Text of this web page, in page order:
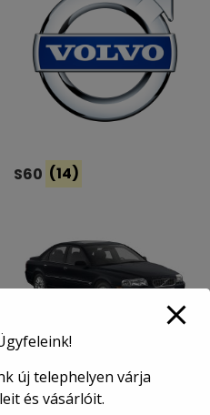
S60 (14)
S80(2)
új telephelyen várja
és vásárlóit.